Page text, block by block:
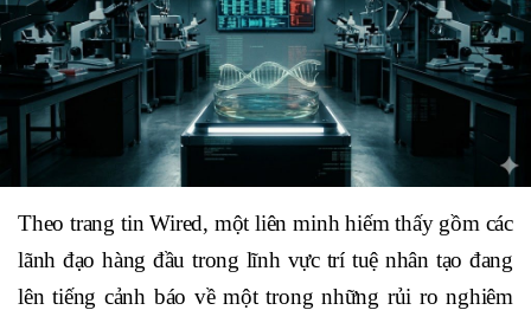
Theo trang tin Wired, một liên minh hiếm thấy gồm các
lãnh đạo hàng đầu trong lĩnh vực trí tuệ nhân tạo đang
lên tiếng cảnh báo về một trong những rủi ro nghiêm